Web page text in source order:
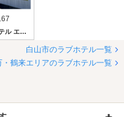
星のうち2.5
HOTEL L＆L (ホテル エルアンドエル)
白山市のラブホテル一覧
・鶴来エリアのラブホテル一覧